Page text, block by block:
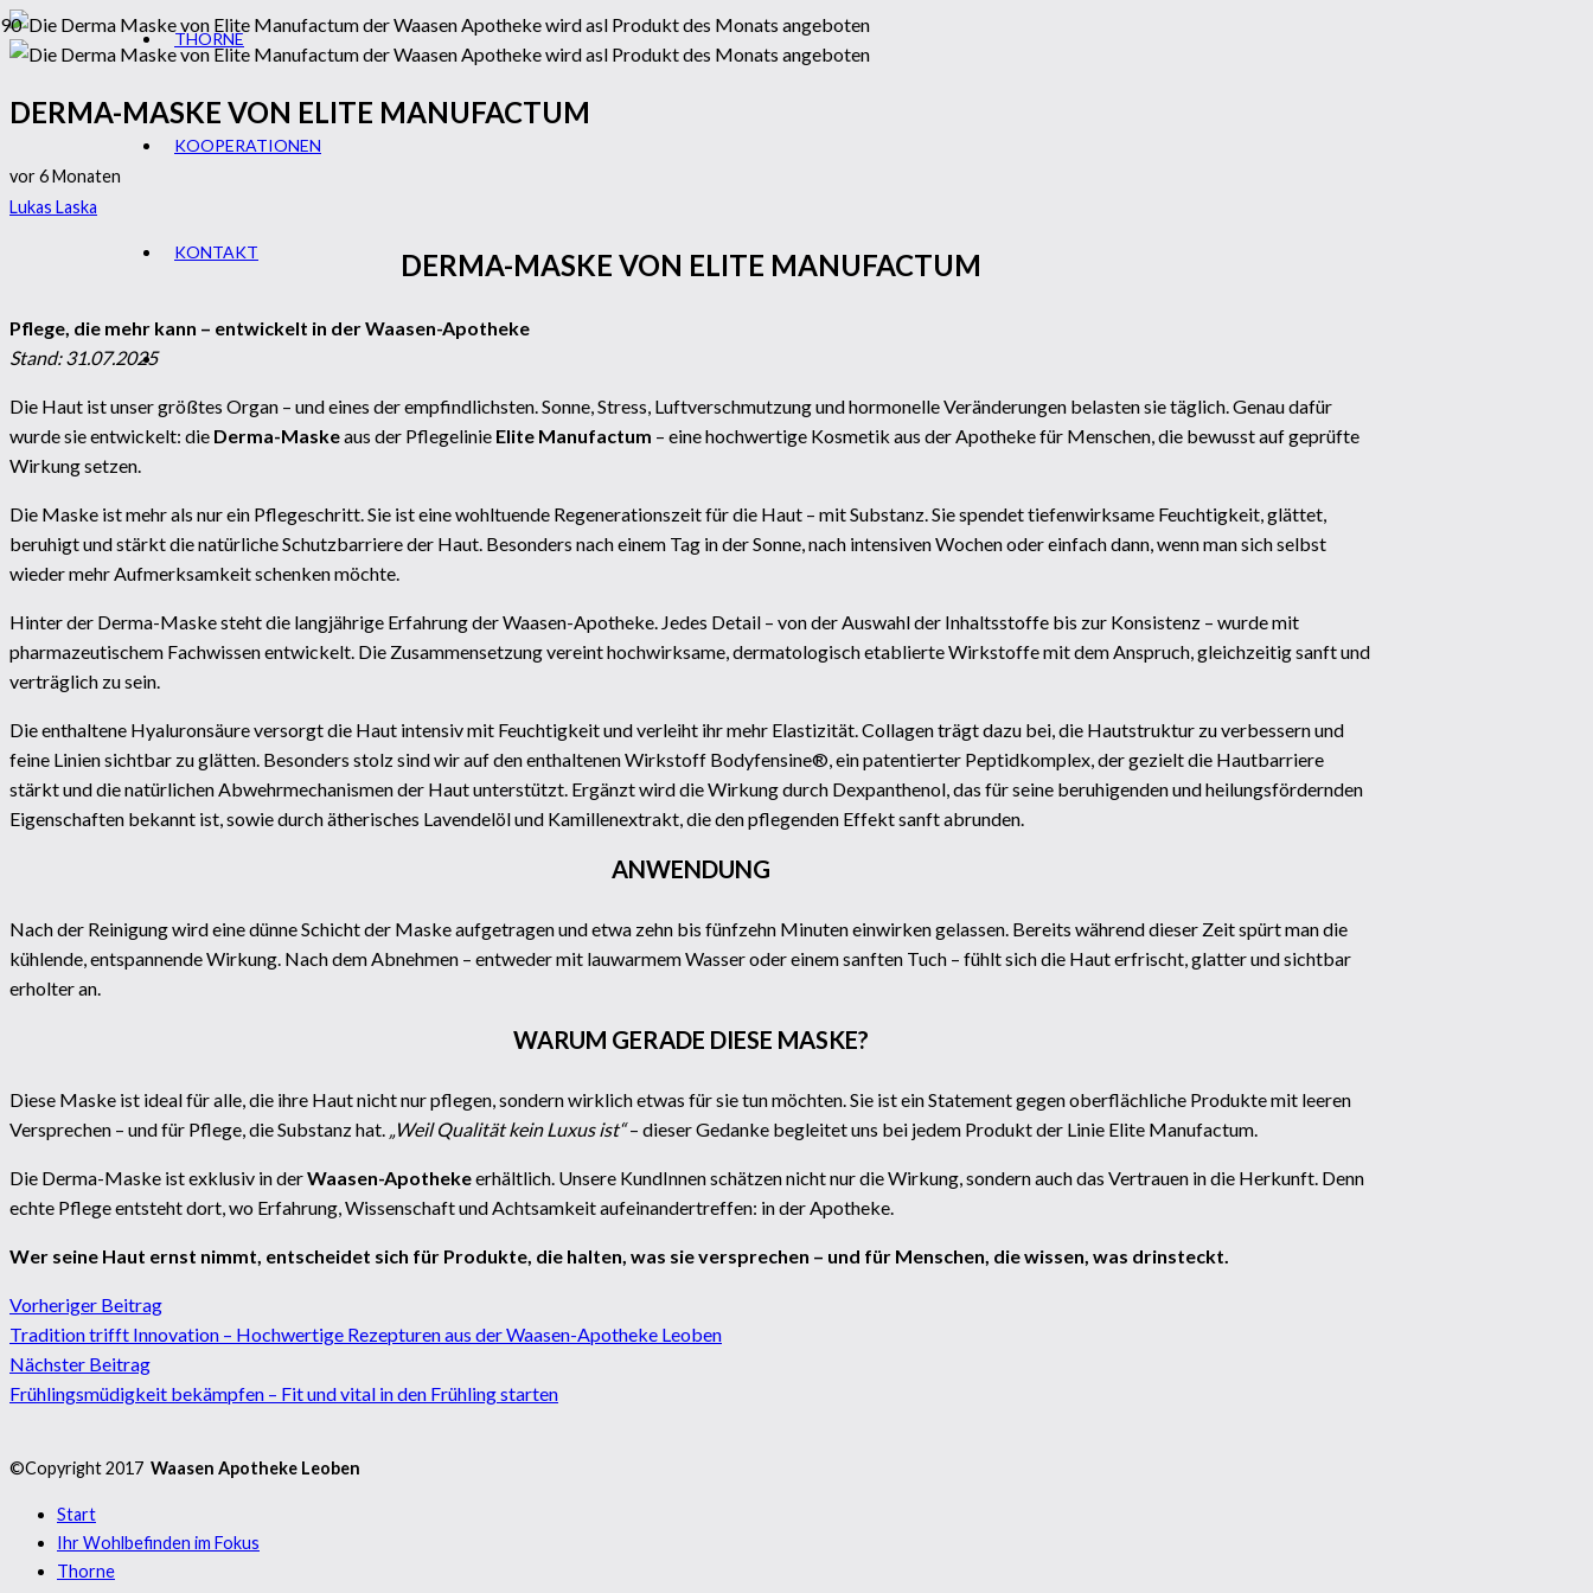
THORNE
KOOPERATIONEN
KONTAKT
DERMA-MASKE VON ELITE MANUFACTUM
vor 6 Monaten
Lukas Laska
DERMA-MASKE VON ELITE MANUFACTUM
Pflege, die mehr kann – entwickelt in der Waasen-Apotheke
Stand: 31.07.2025
Die Haut ist unser größtes Organ – und eines der empfindlichsten. Sonne, Stress, Luftverschmutzung und hormonelle Veränderungen belasten sie täglich. Genau dafür
wurde sie entwickelt: die Derma-Maskeaus der Pflegelinie Elite Manufactum – eine hochwertige Kosmetik aus der Apotheke für Menschen, die bewusst auf geprüfte
Wirkung setzen.
Die Maske ist mehr als nur ein Pflegeschritt. Sie ist eine wohltuende Regenerationszeit für die Haut – mit Substanz. Sie spendet tiefenwirksame Feuchtigkeit, glättet,
beruhigt und stärkt die natürliche Schutzbarriere der Haut. Besonders nach einem Tag in der Sonne, nach intensiven Wochen oder einfach dann, wenn man sich selbst
wieder mehr Aufmerksamkeit schenken möchte.
Hinter der Derma-Maske steht die langjährige Erfahrung der Waasen-Apotheke. Jedes Detail – von der Auswahl der Inhaltsstoffe bis zur Konsistenz – wurde mit
pharmazeutischem Fachwissen entwickelt. Die Zusammensetzung vereint hochwirksame, dermatologisch etablierte Wirkstoffe mit dem Anspruch, gleichzeitig sanft und
verträglich zu sein.
Die enthaltene Hyaluronsäure versorgt die Haut intensiv mit Feuchtigkeit und verleiht ihr mehr Elastizität. Collagen trägt dazu bei, die Hautstruktur zu verbessern und
feine Linien sichtbar zu glätten. Besonders stolz sind wir auf den enthaltenen Wirkstoff Bodyfensine®, ein patentierter Peptidkomplex, der gezielt die Hautbarriere
stärkt und die natürlichen Abwehrmechanismen der Haut unterstützt. Ergänzt wird die Wirkung durch Dexpanthenol, das für seine beruhigenden und heilungsfördernden
Eigenschaften bekannt ist, sowie durch ätherisches Lavendelöl und Kamillenextrakt, die den pflegenden Effekt sanft abrunden.
ANWENDUNG
Nach der Reinigung wird eine dünne Schicht der Maske aufgetragen und etwa zehn bis fünfzehn Minuten einwirken gelassen. Bereits während dieser Zeit spürt man die
kühlende, entspannende Wirkung. Nach dem Abnehmen – entweder mit lauwarmem Wasser oder einem sanften Tuch – fühlt sich die Haut erfrischt, glatter und sichtbar
erholter an.
WARUM GERADE DIESE MASKE?
Diese Maske ist ideal für alle, die ihre Haut nicht nur pflegen, sondern wirklich etwas für sie tun möchten. Sie ist ein Statement gegen oberflächliche Produkte mit leeren
Versprechen – und für Pflege, die Substanz hat. „Weil Qualität kein Luxus ist“– dieser Gedanke begleitet uns bei jedem Produkt der Linie Elite Manufactum.
Die Derma-Maske ist exklusiv in derWaasen-Apothekeerhältlich. Unsere KundInnen schätzen nicht nur die Wirkung, sondern auch das Vertrauen in die Herkunft. Denn
echte Pflege entsteht dort, wo Erfahrung, Wissenschaft und Achtsamkeit aufeinandertreffen: in der Apotheke.
Wer seine Haut ernst nimmt, entscheidet sich für Produkte, die halten, was sie versprechen – und für Menschen, die wissen, was drinsteckt.
Vorheriger Beitrag
Tradition trifft Innovation – Hochwertige Rezepturen aus der Waasen-Apotheke Leoben
Nächster Beitrag
Frühlingsmüdigkeit bekämpfen – Fit und vital in den Frühling starten
©Copyright 2017 Waasen Apotheke Leoben
Start
Ihr Wohlbefinden im Fokus
Thorne